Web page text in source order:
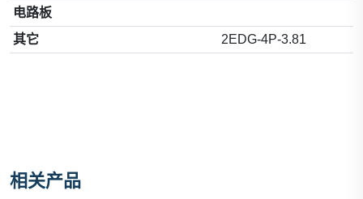
电路板
其它
2EDG-4P-3.81
相关产品